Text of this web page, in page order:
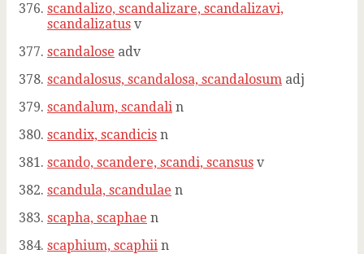
scandalizo, scandalizare, scandalizavi,
scandalizatus v
scandalose adv
scandalosus, scandalosa, scandalosum adj
scandalum, scandali n
scandix, scandicis n
scando, scandere, scandi, scansus v
scandula, scandulae n
scapha, scaphae n
scaphium, scaphii n